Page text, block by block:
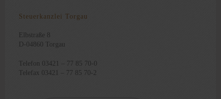
Steuerkanzlei Torgau
Elbstraße 8
D-04860 Torgau
Telefon 03421 – 77 85 70-0
Telefax 03421 – 77 85 70-2